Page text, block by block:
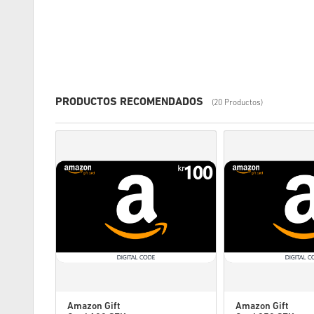
PRODUCTOS RECOMENDADOS (20 Productos)
Amazon Gift
Amazon Gift